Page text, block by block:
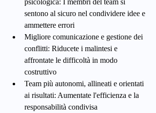
psicologica: I membri del team si
sentono al sicuro nel condividere idee e
ammettere errori
Migliore comunicazione e gestione dei
conflitti: Riducete i malintesi e
affrontate le difficoltà in modo
costruttivo
Team più autonomi, allineati e orientati
ai risultati: Aumentate l'efficienza e la
responsabilità condivisa